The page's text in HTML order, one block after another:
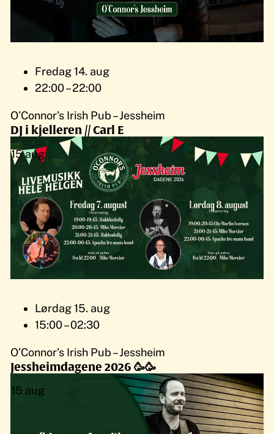
Fredag 14. aug
22:00 – 22:00
O’Connor’s Irish Pub – Jessheim
DJ i kjelleren // Carl E
15aug
Lørdag 15. aug
15:00 – 02:30
O’Connor’s Irish Pub – Jessheim
Jessheimdagene 2026 🥳🥳
15 aug